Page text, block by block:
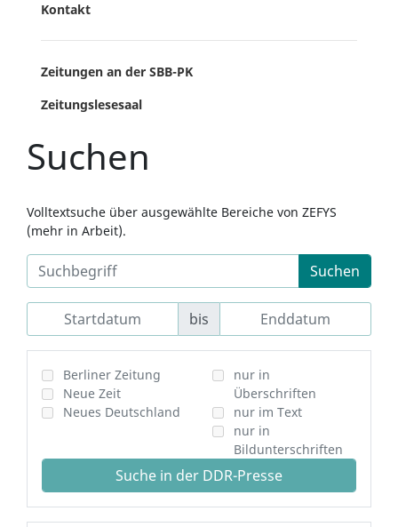
Kontakt
Zeitungen an der SBB-PK
Zeitungslesesaal
Suchen
Volltextsuche über ausgewählte Bereiche von ZEFYS
(mehr in Arbeit).
Suchen
bis
Berliner Zeitung
Neue Zeit
Neues Deutschland
nur in
Überschriften
nur im Text
nur in
Bildunterschriften
Suche in der DDR-Presse